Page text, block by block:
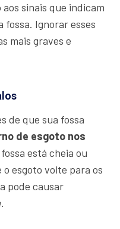
sinais que indicam
fossa. Ignorar esses
mais graves e
de que sua fossa
de esgoto nos
está cheia ou
esgoto volte para os
pode causar
.